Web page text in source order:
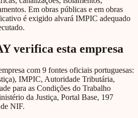
Em obras públicas e em obras
é exigido alvará IMPIC adequado
verifica esta empresa
com 9 fontes oficiais portuguesas:
IMPIC, Autoridade Tributária,
para as Condições do Trabalho
da Justiça, Portal Base, 197
NIF.